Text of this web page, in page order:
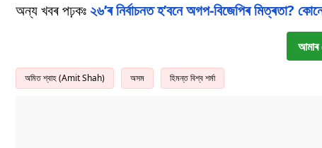
অন্য খবৰ পঢ়কঃ ২৬’ৰ নিৰ্বাচনত হ’বনে অগপ-বিজেপিৰ মিত্ৰতা?
আমাৰ
অমিত শ্বাহ (Amit Shah) অসম হিমন্ত বিশ্ব শৰ্মা